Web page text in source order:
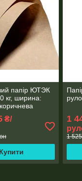
папір ЮТЭК
кг, ширина:
₴/
Купити
1
1